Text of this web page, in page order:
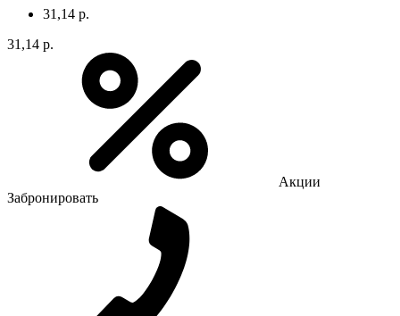
31,14 р.
31,14 р.
Акции
Забронировать